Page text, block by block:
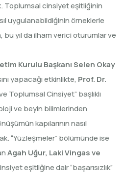
Toplumsal cinsiyet eşitliğinin
uygulanabildiğinin örneklerle
yıl da ilham verici oturumlar ve
Kurulu Başkanı Selen Okay
yapacağı etkinlikte, Prof. Dr.
ve Toplumsal Cinsiyet” başlıklı
ve beyin bilimlerinden
kapılarının nasıl
“Yüzleşmeler” bölümünde ise
Agah Uğur, Laki Vingas ve
eşitliğine dair “başarısızlık”